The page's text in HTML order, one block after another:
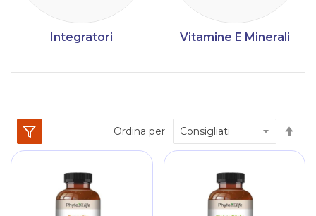
Integratori Vitamine E Minerali
Ordina per